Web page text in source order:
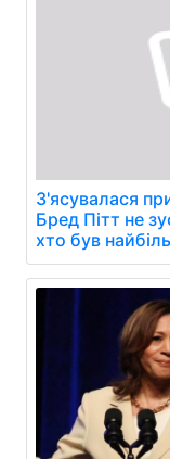
З'ясувалася
Бред Пітт не
хто був